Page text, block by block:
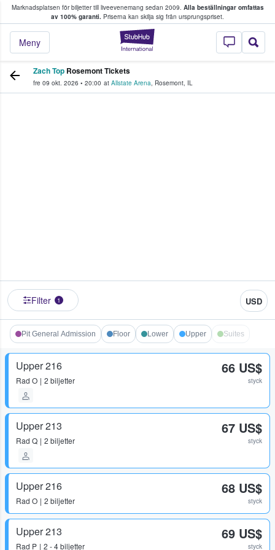
Marknadsplatsen för biljetter till liveevenemang sedan 2009. Alla beställningar omfattas
av 100% garanti. Priserna kan skilja sig från ursprungspriset.
StubHub – där
Meny
köper och säljer biljetter.
Zach Top Rosemont Tickets
fre 09 okt. 2026 • 20:00 at Allstate Arena, Rosemont, IL
Filter 1 USD
Pit General Admission Floor Lower Upper Suites
Upper 216
Rad O 2 biljetter
66 US$
styck
Upper 213
Rad Q 2 biljetter
67 US$
styck
Upper 216
Rad O 2 biljetter
68 US$
styck
Upper 213
Rad P 2 - 4 biljetter
69 US$
styck